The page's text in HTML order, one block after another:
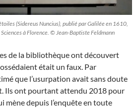
(Sidereus Nuncius), publié par Galilée en 1610,
à Florence. © Jean-Baptiste Feldmann
de la bibliothèque ont découvert
était un faux. Par
que l’usurpation avait sans doute
Ils ont pourtant attendu 2018 pour
mène depuis l’enquête en toute